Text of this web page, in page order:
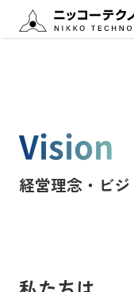
Vision
経営理念・ビジ